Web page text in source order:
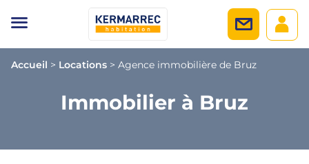
Accueil > Locations > Agence immobilière de Bruz
Immobilier à Bruz